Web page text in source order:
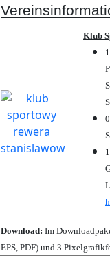
Klub
Download: Im
EPS, PDF) und 3